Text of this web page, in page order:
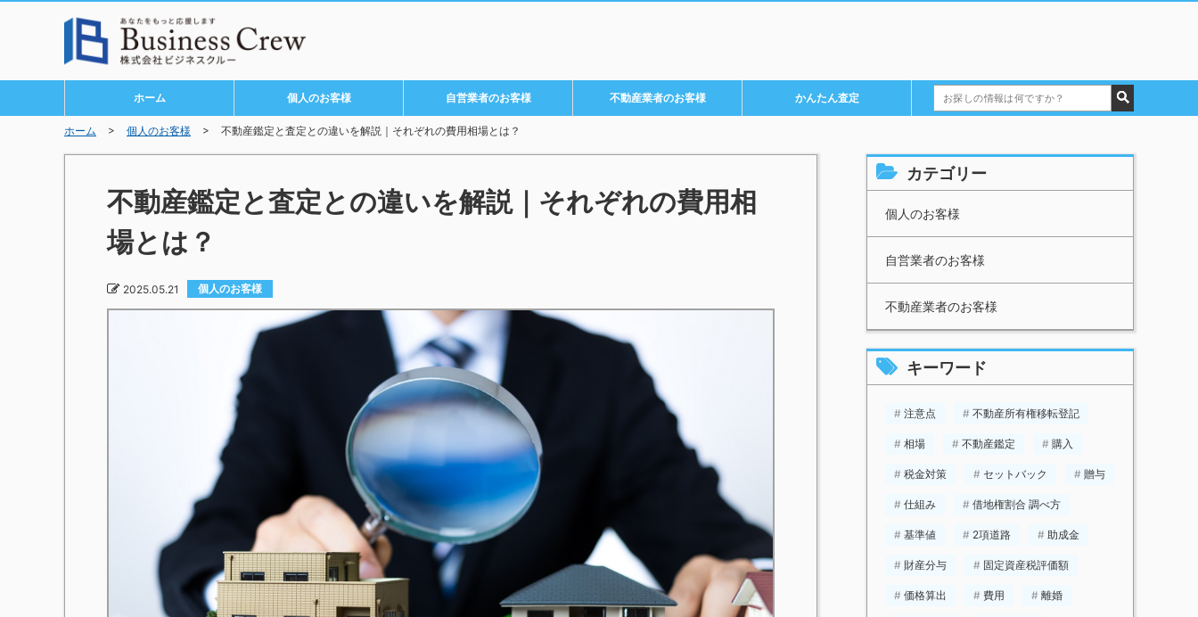
ホーム 個人のお客様 自営業者のお客様 不動産業者のお客様 かんたん査定
検
索:
ホーム > 個人のお客様 > 不動産鑑定と査定との違いを解説｜それぞれの費用相場とは？
不動産鑑定と査定との違いを解説｜それぞれの費用相
場とは？
2025.05.21 個人のお客様
カテゴリー
個人のお客様
自営業者のお客様
不動産業者のお客様
キーワード
注意点 不動産所有権移転登記
相場 不動産鑑定 購入
税金対策 セットバック 贈与
仕組み 借地権割合 調べ方
基準値 2項道路 助成金
財産分与 固定資産税評価額
価格算出 費用 離婚